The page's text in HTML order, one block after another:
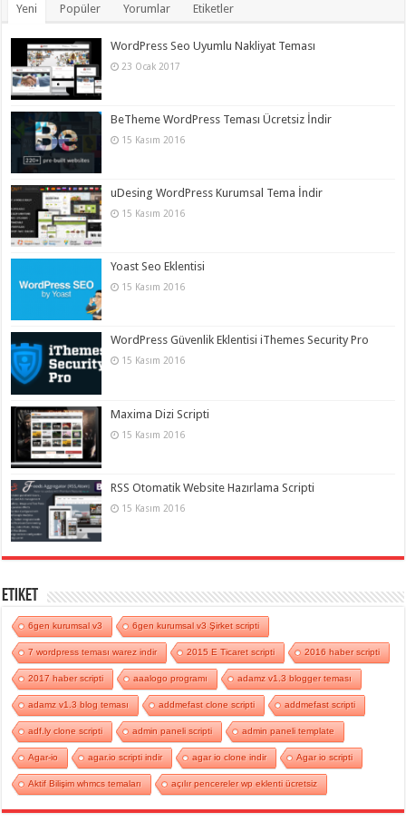
Yeni Popüler Yorumlar Etiketler
WordPress Seo Uyumlu Nakliyat Teması
23 Ocak 2017
BeTheme WordPress Teması Ücretsiz İndir
15 Kasım 2016
uDesing WordPress Kurumsal Tema İndir
15 Kasım 2016
Yoast Seo Eklentisi
15 Kasım 2016
WordPress Güvenlik Eklentisi iThemes Security Pro
15 Kasım 2016
Maxima Dizi Scripti
15 Kasım 2016
RSS Otomatik Website Hazırlama Scripti
15 Kasım 2016
Etiket
6gen kurumsal v3 6gen kurumsal v3 Şirket scripti
7 wordpress teması warez indir 2015 E Ticaret scripti 2016 haber scripti
2017 haber scripti aaalogo programı adamz v1.3 blogger teması
adamz v1.3 blog teması addmefast clone scripti addmefast scripti
adf.ly clone scripti admin paneli scripti admin paneli template
Agar-io agar.io scripti indir agar io clone indir Agar io scripti
Aktif Bilişim whmcs temaları açılır pencereler wp eklenti ücretsiz